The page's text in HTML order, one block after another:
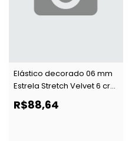
Elástico decorado 06 mm
Estrela Stretch Velvet 6 cru
c/ 50 m
R$88,64